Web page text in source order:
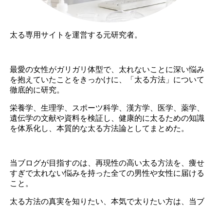
太る専用サイトを運営する元研究者。
最愛の女性がガリガリ体型で、太れないことに深い悩み
を抱えていたことをきっかけに、「太る方法」について
徹底的に研究。
栄養学、生理学、スポーツ科学、漢方学、医学、薬学、
遺伝学の文献や資料を検証し、健康的に太るための知識
を体系化し、本質的な太る方法論としてまとめた。
当ブログが目指すのは、再現性の高い太る方法を、痩せ
すぎで太れない悩みを持った全ての男性や女性に届ける
こと。
太る方法の真実を知りたい、本気で太りたい方は、当ブ